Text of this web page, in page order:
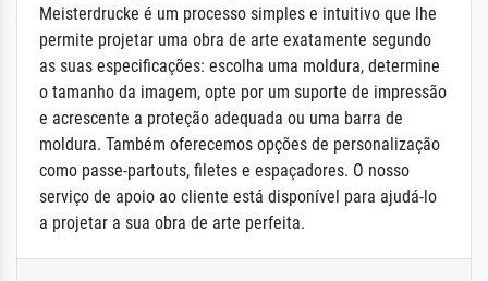
Meisterdrucke é um processo simples e intuitivo que lhe
permite projetar uma obra de arte exatamente segundo
as suas especificações: escolha uma moldura, determine
o tamanho da imagem, opte por um suporte de impressão
e acrescente a proteção adequada ou uma barra de
moldura. Também oferecemos opções de personalização
como passe-partouts, filetes e espaçadores. O nosso
serviço de apoio ao cliente está disponível para ajudá-lo
a projetar a sua obra de arte perfeita.